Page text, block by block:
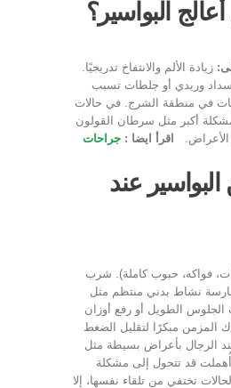
البواسير؟
زيادة الألم والانتفاخ تدريجيًا.
وريدي أو جلطات تسبب
في منطقة الشرج. في حالات
أكبر مثل سرطان القولون
الأعراض.
اقرأ ايضا : جراحات
عند
فواكه، حبوب كاملة). شرب
نشاط بدني منتظم مثل
الطويل أو رفع أوزان
المزمن مبكرًا لتقليل الضغط
الرجال بأعراض بسيطة مثل
أُهملت قد تتحول إلى مشكلة
تختفي من تلقاء نفسها، إلا